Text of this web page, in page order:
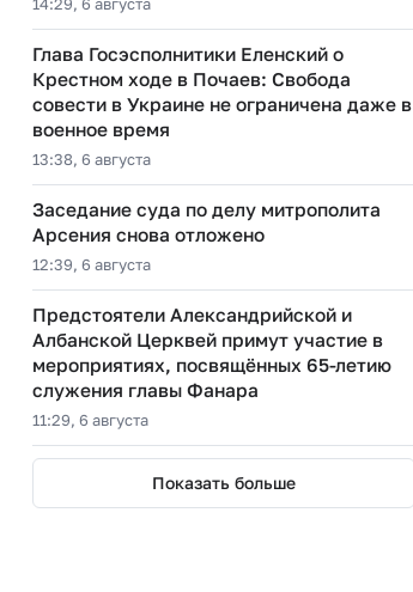
Глава Госэсполнитики Еленский о
Крестном ходе в Почаев: Свобода
совести в Украине не ограничена даже в
военное время
13:38, 6 августа
Заседание суда по делу митрополита
Арсения снова отложено
12:39, 6 августа
Предстоятели Александрийской и
Албанской Церквей примут участие в
мероприятиях, посвящённых 65-летию
служения главы Фанара
11:29, 6 августа
Показать больше